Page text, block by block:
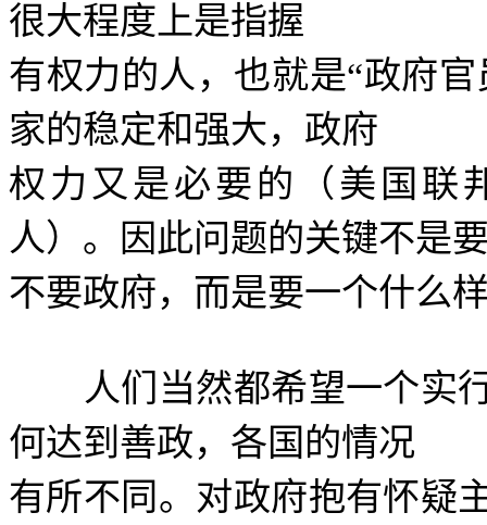
很大程度上是指握
有权力的人，也就是“政府
家的稳定和强大，政府
权力又是必要的（美国联
人）。因此问题的关键不是
不要政府，而是要一个什么
人们当然都希望一个实行
何达到善政，各国的情况
有所不同。对政府抱有怀疑